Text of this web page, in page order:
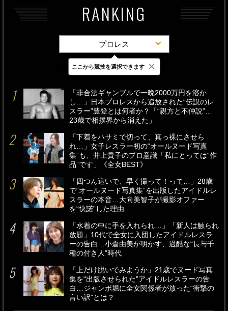
RANKING
プロレス
最新 24時間 週間
「非合法ギャンブルで一晩2000万円を溶か
し…」日本プロレスから追放された“伝説のレ
スラー”豊登とは何者か？「“親方と不仲説”…
23歳で相撲界から消えた」
「下着をハサミで切って、真っ裸にさせら
れ…」女子レスラー初の“オールヌード写真
集”も、井上貴子のプロ意識「私にとっては“作
品”です」《全女BEST》
「四つん這いで、早く撮って！って…」28歳
で“オールヌード写真集”を出版したアイドルレ
スラーの本音…大向美智子が撮影オファー
を“快諾”した理由
「水着の中に手を入れられ…」「新人は触られ
放題」10代で全女に入団したアイドルレスラ
ーの告白…小倉由美が明かす、過酷な“長与千
種の付き人”時代
「上だけ脱いでみようか」21歳でヌード写真
集を“出版させられた”アイドルレスラーの告
白…ジャンボ堀に全女関係者が放った“衝撃の
言い訳”とは？
ここから競技を選択できます ×